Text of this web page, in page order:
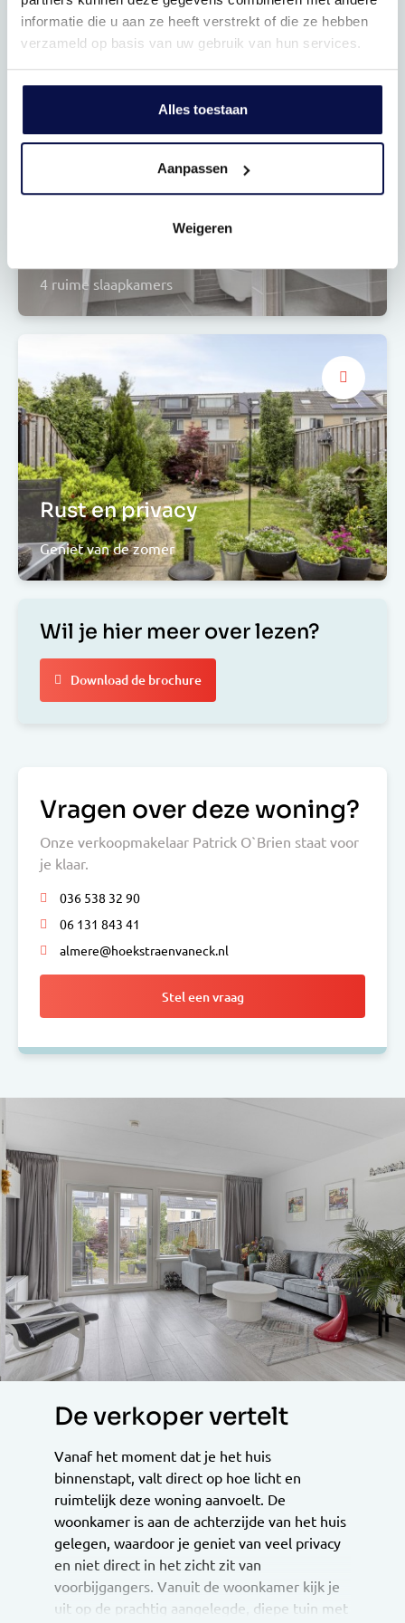
informatie die u aan ze heeft verstrekt of die ze hebben
verzameld op basis van uw gebruik van hun services.
Alles toestaan
Aanpassen
Weigeren
L-vormig
4 ruime slaapkamers
Rust en privacy
Geniet van de zomer
Wil je hier meer over lezen?
Download de brochure
Vragen over deze woning?
Onze verkoopmakelaar Patrick O`Brien staat voor
je klaar.
036 538 32 90
06 131 843 41
almere@hoekstraenvaneck.nl
Stel een vraag
De verkoper vertelt
Vanaf het moment dat je het huis
binnenstapt, valt direct op hoe licht en
ruimtelijk deze woning aanvoelt. De
woonkamer is aan de achterzijde van het huis
gelegen, waardoor je geniet van veel privacy
en niet direct in het zicht zit van
voorbijgangers. Vanuit de woonkamer kijk je
uit op de prachtig aangelegde, diepe tuin met